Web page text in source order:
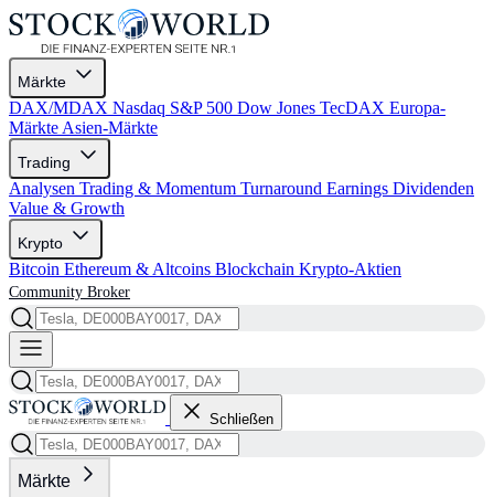
Märkte
DAX/MDAX Nasdaq S&P 500 Dow Jones TecDAX Europa-
Märkte Asien-Märkte
Trading
Analysen Trading & Momentum Turnaround Earnings Dividenden
Value & Growth
Krypto
Bitcoin Ethereum & Altcoins Blockchain Krypto-Aktien
Community Broker
Schließen
Märkte